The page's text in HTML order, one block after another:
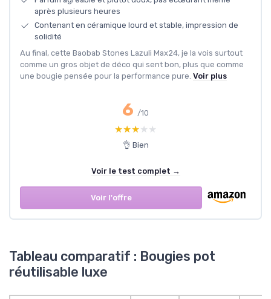
après plusieurs heures
Contenant en céramique lourd et stable, impression de
solidité
Au final, cette Baobab Stones Lazuli Max24, je la vois surtout
comme un gros objet de déco qui sent bon, plus que comme
une bougie pensée pour la performance pure. Voir plus
6 /10
★★★★★
★★★★★
👌 Bien
Voir le test complet →
Voir l'offre
Tableau comparatif : Bougies pot
réutilisable luxe